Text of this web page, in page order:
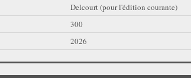
Delcourt (pour l'édition courante)
300
2026